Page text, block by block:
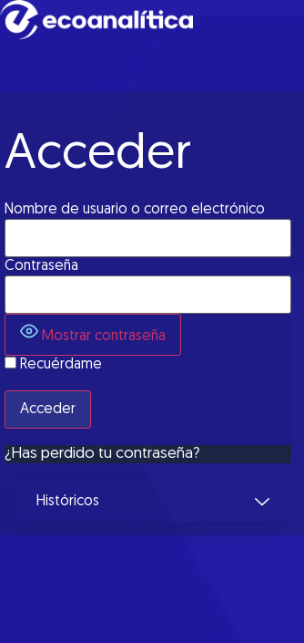
Acceder
Nombre de usuario o correo electrónico
Contraseña
Mostrar contraseña
Recuérdame
¿Has perdido tu contraseña?
Históricos